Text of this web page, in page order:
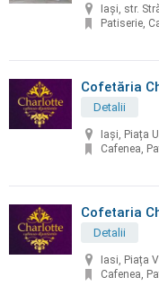
Iași, str.
Patiserie,
Cofetăria
Detalii
Iași, Piața
Cafenea,
Cofetaria
Detalii
Iasi, Piața
Cafenea,